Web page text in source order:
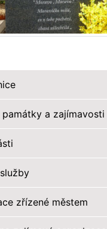
památky a zajímavosti
zřízené městem